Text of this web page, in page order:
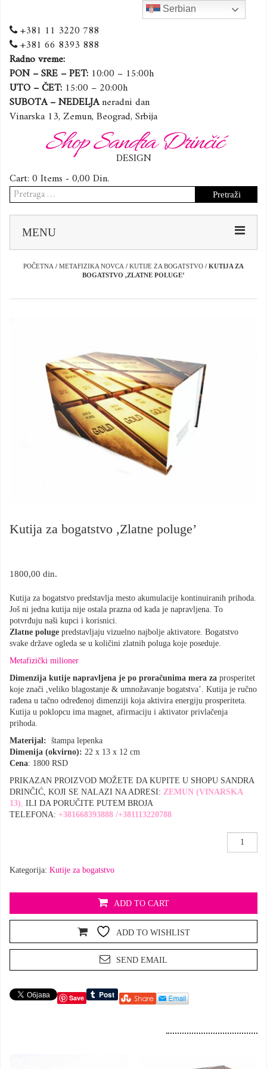
+381 11 3220 788
+381 66 8393 888
Radno vreme:
PON – SRE – PET: 10:00 – 15:00h
UTO – ČET: 15:00 – 20:00h
SUBOTA – NEDELJAneradni dan
Vinarska 13, Zemun, Beograd, Srbija
Shop Sandra Drinčić
DESIGN
Cart: 0 Items -0,00 Din.
Pretraga
za:
MENU
POČETNA / METAFIZIKA NOVCA / KUTIJE ZA BOGATSTVO / KUTIJA ZA
BOGATSTVO ,ZLATNE POLUGE’
Kutija za bogatstvo ,Zlatne poluge’
1800,00 din.
Kutija za bogatstvo predstavlja mesto akumulacije kontinuiranih prihoda.
Još ni jedna kutija nije ostala prazna od kada je napravljena. To
potvrđuju naši kupci i korisnici.
Zlatne poluge predstavljaju vizuelno najbolje aktivatore. Bogatstvo
svake države ogleda se u količini zlatnih poluga koje poseduje.
Metafizički milioner
Dimenzija kutije napravljena je po proračunima mera za prosperitet
koje znači ,veliko blagostanje & umnožavanje bogatstva’. Kutija je ručno
rađena u tačno određenoj dimenziji koja aktivira energiju prosperiteta.
Kutija u poklopcu ima magnet, afirmaciju i aktivator privlačenja
prihoda.
Materijal: štampa lepenka
Dimenija (okvirno): 22 x 13 x 12 cm
Cena: 1800 RSD
PRIKAZAN PROIZVOD MOŽETE DA KUPITE U SHOPU SANDRA
DRINČIĆ, KOJI SE NALAZI NA ADRESI: ZEMUN (VINARSKA
13), ILI DA PORUČITE PUTEM BROJA
TELEFONA: +381668393888 /+381113220788
Kutija
količina
Kategorija: Kutije za bogatstvo
ADD TO CART
ADD TO WISHLIST
SEND EMAIL
Save
Serbian